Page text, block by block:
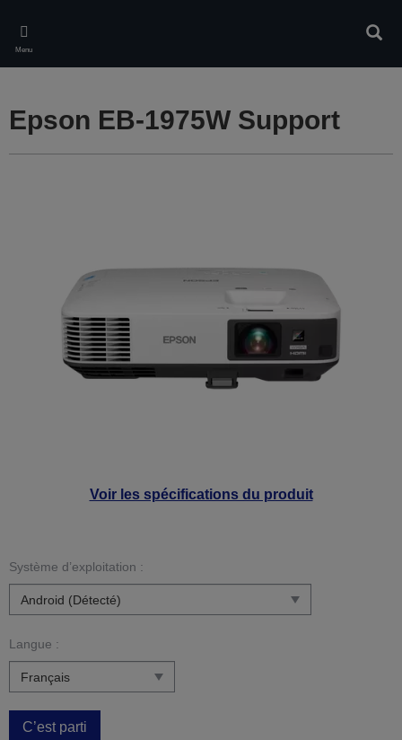
main
content
Menu
Voir les spécifications du produit
Epson EB-1975W Support
Système d’exploitation :
Langue :
C’est parti